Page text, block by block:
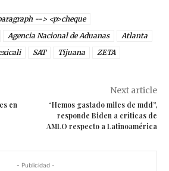
--> <p>cheque
Agencia Nacional de Aduanas
Atlanta
SAT Tijuana ZETA
en
Next article
“Hemos gastado miles de mdd”,
responde Biden a críticas de
AMLO respecto a Latinoamérica
- Publicidad -